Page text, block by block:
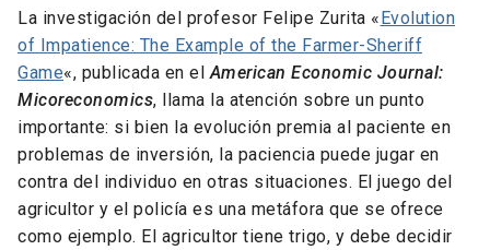
La investigación del profesor Felipe Zurita «Evolution
of Impatience: The Example of the Farmer-Sheriff
Game«, publicada en el American Economic Journal:
Micoreconomics, llama la atención sobre un punto
importante: si bien la evolución premia al paciente en
problemas de inversión, la paciencia puede jugar en
contra del individuo en otras situaciones. El juego del
agricultor y el policía es una metáfora que se ofrece
como ejemplo. El agricultor tiene trigo, y debe decidir